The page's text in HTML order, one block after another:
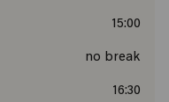
15:00
no break
16:30